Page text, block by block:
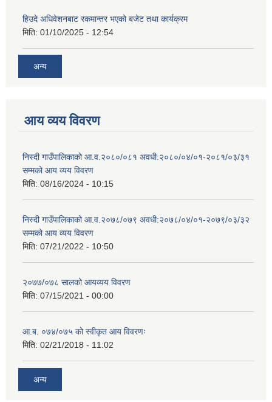
हिउदे अधिवेशनबाट रकमान्तर भएको बजेट तथा कार्यक्रम
मिति: 01/10/2025 - 12:54
अन्य
आय व्यय विवरण
निस्दी गाउँपालिकाको आ.व.२०८०/०८१ अवधी:२०८०/०४/०१-२०८१/०३/३१
सम्मको आय व्यय विवरण
मिति: 08/16/2024 - 10:15
निस्दी गाउँपालिकाको आ.व.२०७८/०७९ अवधी:२०७८/०४/०१-२०७९/०३/३२
सम्मको आय व्यय विवरण
मिति: 07/21/2022 - 10:50
२०७७/०७८ सालको आयव्यय विवरण
मिति: 07/15/2021 - 00:00
आ.ब. ०७४/०७५ को स्वीकृत आय विवरणः
मिति: 02/21/2018 - 11:02
अन्य